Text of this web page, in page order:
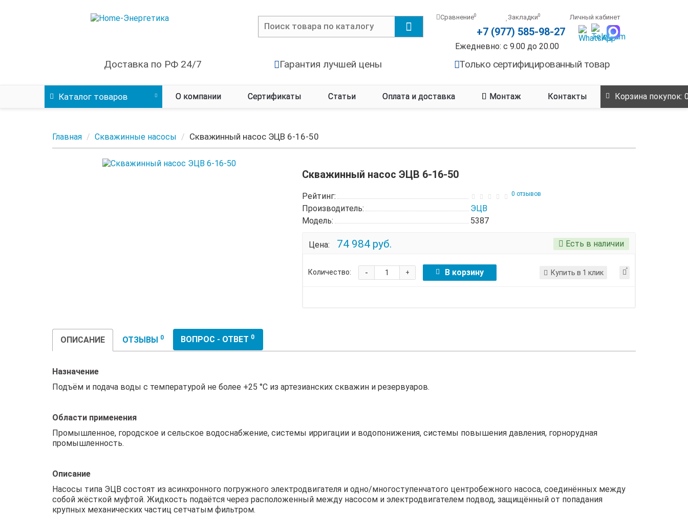
Сравнение0 Закладки0 Личный кабинет
+7 (977) 585-98-27
Ежедневно: с 9.00 до 20.00
Доставка по РФ 24/7 Гарантия лучшей цены Только сертифицированный товар
Каталог товаров О компании Сертификаты Статьи Оплата и доставка Монтаж Контакты Корзина покупок:
Главная Скважинные насосы Скважинный насос ЭЦВ 6-16-50
Скважинный насос ЭЦВ 6-16-50
Рейтинг: 0 отзывов
Производитель:
ЭЦВ
Модель:
5387
Цена: 74 984 руб. Есть в наличии
Количество: +
- В корзину Купить в 1 клик
ОПИСАНИЕ ОТЗЫВЫ 0 ВОПРОС - ОТВЕТ 0
Назначение
Подъём и подача воды с температурой не более +25 °С из артезианских скважин и резервуаров.
Области применения
Промышленное, городское и сельское водоснабжение, системы ирригации и водопонижения, системы повышения давления, горнорудная
промышленность.
Описание
Насосы типа ЭЦВ состоят из асинхронного погружного электродвигателя и одно/многоступенчатого центробежного насоса, соединённых между
собой жёсткой муфтой. Жидкость подаётся через расположенный между насосом и электродвигателем подвод, защищённый от попадания
крупных механических частиц сетчатым фильтром.